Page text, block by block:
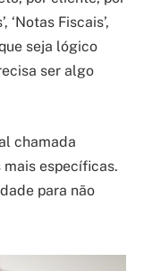
‘Notas Fiscais’,
seja lógico
ser algo
chamada
mais específicas.
para não